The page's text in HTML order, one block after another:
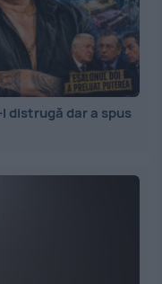
distrugă dar a spus